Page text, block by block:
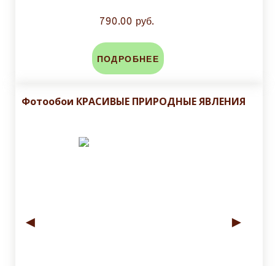
790.00 руб.
ПОДРОБНЕЕ
Фотообои КРАСИВЫЕ ПРИРОДНЫЕ ЯВЛЕНИЯ
◄ ►